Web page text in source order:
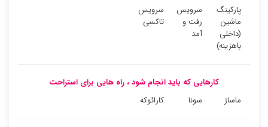
پارکینگ
ماشین
(داخلی
باهزینه)
سرویس
رفت و
آمد
سرویس
تاکسی
کارهایی که باید انجام شود ، راه هایی برای استراحت
ماساژ
سونا کارائوکه